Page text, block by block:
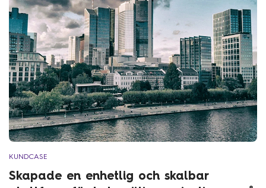
KUNDCASE
Skapade en enhetlig och skalbar